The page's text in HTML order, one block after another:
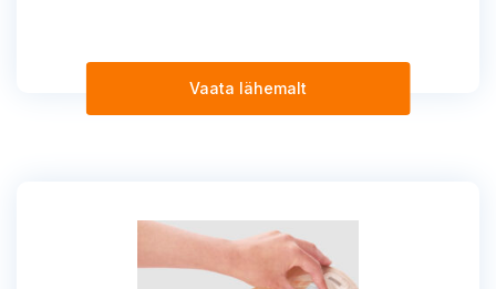
Vaata lähemalt